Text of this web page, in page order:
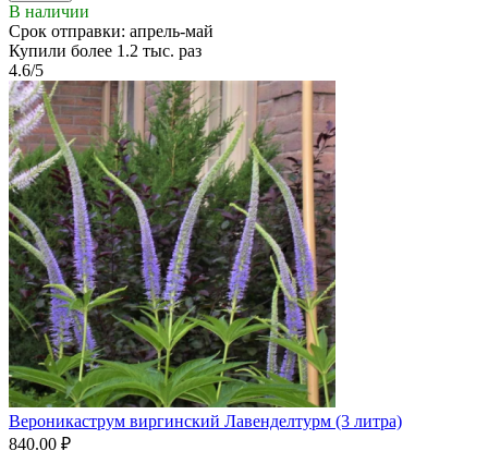
В наличии
Срок отправки: апрель-май
Купили более 1.2 тыс. раз
4.6/5
Вероникаструм виргинский Лавенделтурм (3 литра)
840.00 ₽